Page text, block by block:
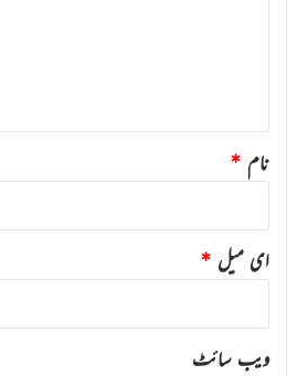
نام *
ای میل *
ویب‌ سائٹ